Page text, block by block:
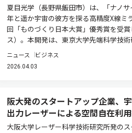
夏目光学（長野県飯田市）は、「ナノ
年と遥か宇宙の彼方を探る高精度X線ミ
回「ものづくり日本大賞」優秀賞を受
ス）。本開発は、東京大学先端科学技術
ニュース ビジネス
2026.04.03
阪大発のスタートアップ企業、
出力レーザーによる空間自在利
大阪大学レーザー科学技術研究所発の